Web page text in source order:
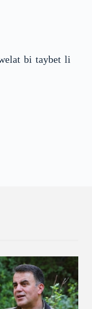
bi taybet li